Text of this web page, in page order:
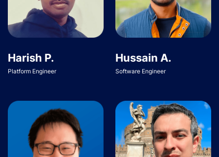
Harish P.
Platform Engineer
Hussain A.
Software Engineer